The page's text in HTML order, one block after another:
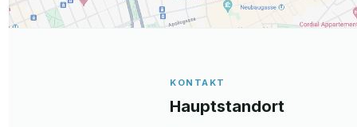
KONTAKT
Hauptstandort